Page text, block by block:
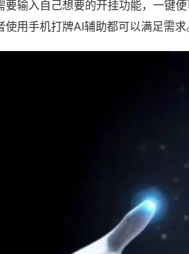
要输入自己想要的开挂功能，一键
用手机打牌AI辅助都可以满足需求